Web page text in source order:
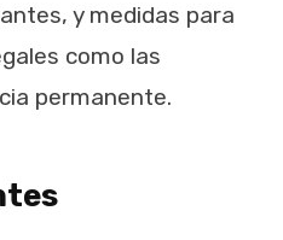
y medidas para
como las
permanente.